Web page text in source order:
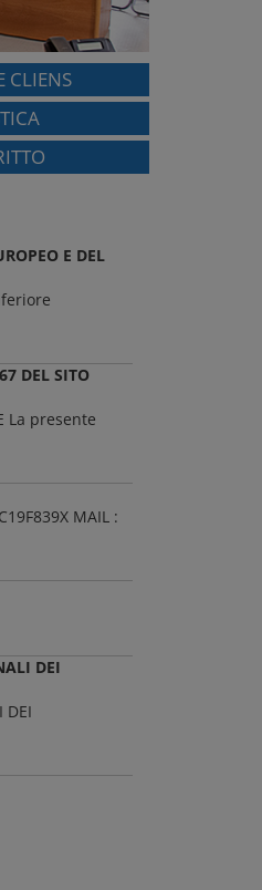
CLIENS
E DEL
DEL SITO
La presente
MAIL :
DEI
DEI